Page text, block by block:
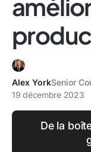
Alex YorkSenior
19 décembre 2023
De la